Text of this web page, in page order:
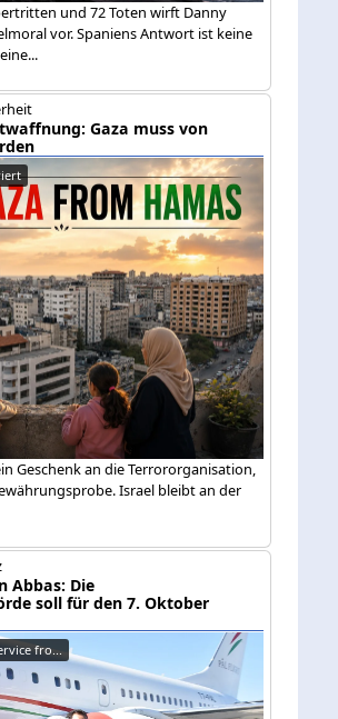
und 72 Toten wirft Danny
vor. Spaniens Antwort ist keine
Gaza muss von
Geschenk an die Terrororganisation,
Israel bleibt an der
Abbas: Die
soll für den 7. Oktober
fro...